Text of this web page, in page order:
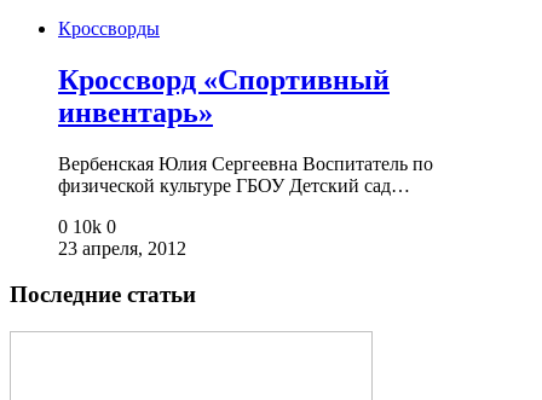
Кроссворды
Кроссворд «Спортивный
инвентарь»
Вербенская Юлия Сергеевна Воспитатель по
физической культуре ГБОУ Детский сад…
0 10k 0
23 апреля, 2012
Последние статьи